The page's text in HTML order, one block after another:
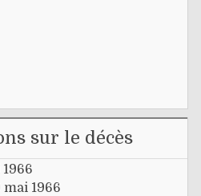
sur le décès
1966